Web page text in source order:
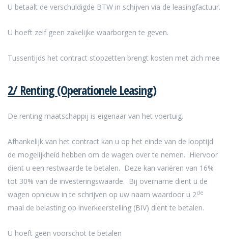
U betaalt de verschuldigde BTW in schijven via de leasingfactuur.
U hoeft zelf geen zakelijke waarborgen te geven.
Tussentijds het contract stopzetten brengt kosten met zich mee
2/ Renting (Operationele Leasing)
De renting maatschappij is eigenaar van het voertuig.
Afhankelijk van het contract kan u op het einde van de looptijd
de mogelijkheid hebben om de wagen over te nemen. Hiervoor
dient u een restwaarde te betalen. Deze kan variëren van 16%
tot 30% van de investeringswaarde. Bij overname dient u de
wagen opnieuw in te schrijven op uw naam waardoor u 2de
maal de belasting op inverkeerstelling (BIV) dient te betalen.
U hoeft geen voorschot te betalen